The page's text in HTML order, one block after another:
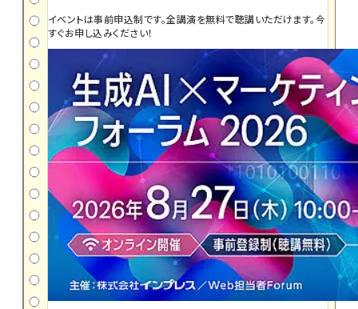
イベントは事前申込制です。全講演を無料で聴講いただけます。今
すぐお申し込みください！